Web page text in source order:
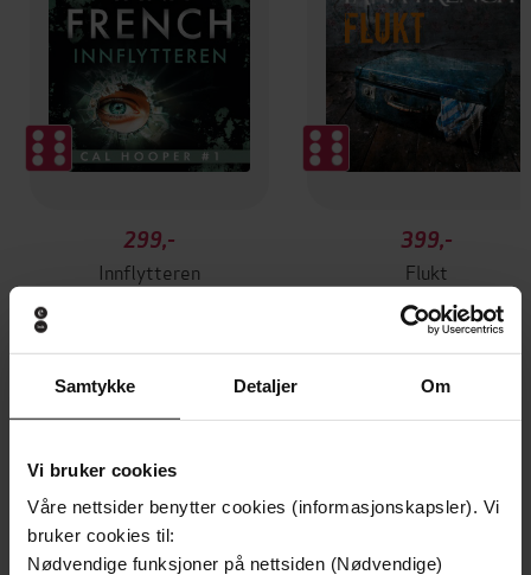
Samtykke Detaljer Om
Vi bruker cookies
Våre nettsider benytter cookies (informasjonskapsler). Vi
bruker cookies til:
Nødvendige funksjoner på nettsiden (Nødvendige)
299,-
Innflytteren
399,-
Flukt
Tana French
LYDBOK
Vinner av Rivertonprisen